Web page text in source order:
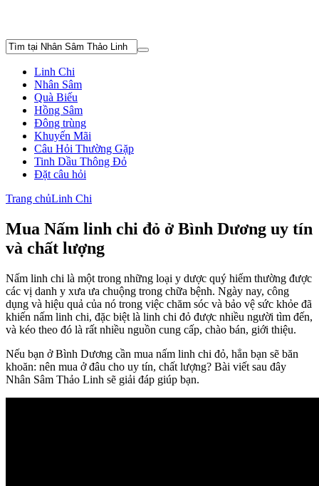
Linh Chi
Nhân Sâm
Quà Biếu
Hồng Sâm
Đông trùng
Khuyến Mãi
Câu Hỏi Thường Gặp
Tinh Dầu Thông Đỏ
Đặt câu hỏi
Trang chủLinh Chi
Mua Nấm linh chi đỏ ở Bình Dương uy tín
và chất lượng
Nấm linh chi là một trong những loại y dược quý hiếm thường được
các vị danh y xưa ưa chuộng trong chữa bệnh. Ngày nay, công
dụng và hiệu quả của nó trong việc chăm sóc và bảo vệ sức khỏe đã
khiến nấm linh chi, đặc biệt là linh chi đỏ được nhiều người tìm đến,
và kéo theo đó là rất nhiều nguồn cung cấp, chào bán, giới thiệu.
Nếu bạn ở Bình Dương cần mua nấm linh chi đỏ, hẳn bạn sẽ băn
khoăn: nên mua ở đâu cho uy tín, chất lượng? Bài viết sau đây
Nhân Sâm Thảo Linh sẽ giải đáp giúp bạn.